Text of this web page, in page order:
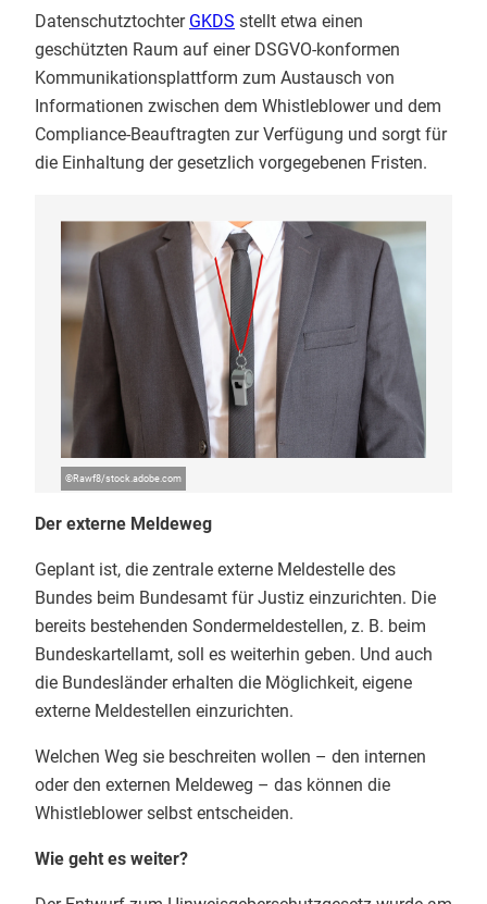
Datenschutztochter GKDS stellt etwa einen
geschützten Raum auf einer DSGVO-konformen
Kommunikationsplattform zum Austausch von
Informationen zwischen dem Whistleblower und dem
Compliance-Beauftragten zur Verfügung und sorgt für
die Einhaltung der gesetzlich vorgegebenen Fristen.
©Rawf8/stock.adobe.com
Der externe Meldeweg
Geplant ist, die zentrale externe Meldestelle des
Bundes beim Bundesamt für Justiz einzurichten. Die
bereits bestehenden Sondermeldestellen, z. B. beim
Bundeskartellamt, soll es weiterhin geben. Und auch
die Bundesländer erhalten die Möglichkeit, eigene
externe Meldestellen einzurichten.
Welchen Weg sie beschreiten wollen – den internen
oder den externen Meldeweg – das können die
Whistleblower selbst entscheiden.
Wie geht es weiter?